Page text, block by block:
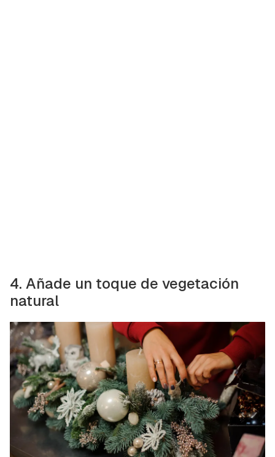
Guardar como favorito
Para poder guardar como favorito, primero has de
4. Añade un toque de vegetación
natural
Contenido enviado
Gracias por suscribirte a nuestro boletín.